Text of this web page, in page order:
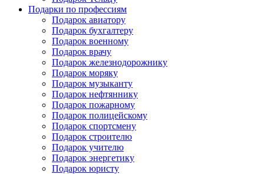
Подарки по профессиям
Подарок авиатору
Подарок бухгалтеру
Подарок военному
Подарок врачу
Подарок железнодорожнику
Подарок моряку
Подарок музыканту
Подарок нефтяннику
Подарок пожарному
Подарок полицейскому
Подарок спортсмену
Подарок строителю
Подарок учителю
Подарок энергетику
Подарок юристу